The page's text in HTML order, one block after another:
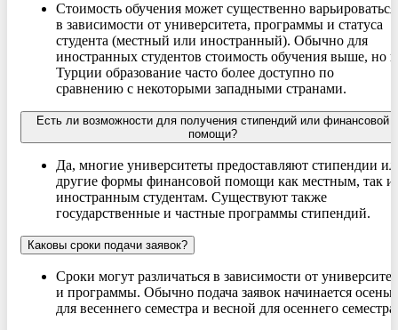
Стоимость обучения может существенно варьироваться
в зависимости от университета, программы и статуса
студента (местный или иностранный). Обычно для
иностранных студентов стоимость обучения выше, но в
Турции образование часто более доступно по
сравнению с некоторыми западными странами.
Есть ли возможности для получения стипендий или финансовой
помощи?
Да, многие университеты предоставляют стипендии
другие формы финансовой помощи как местным, так и
иностранным студентам. Существуют также
государственные и частные программы стипендий.
Каковы сроки подачи заявок?
Сроки могут различаться в зависимости от
и программы. Обычно подача заявок начинается
для весеннего семестра и весной для осеннего семестра.